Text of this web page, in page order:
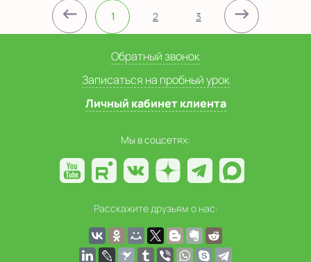
← 1 2 3 →
Обратный звонок
Записаться на пробный урок
Личный кабинет клиента
Мы в соцсетях:
Расскажите друзьям о нас: